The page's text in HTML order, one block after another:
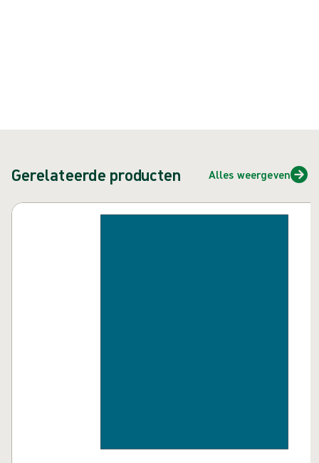
Gerelateerde producten Alles weergeven
Carrousel overslaan